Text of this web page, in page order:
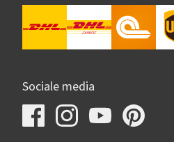
Sociale media